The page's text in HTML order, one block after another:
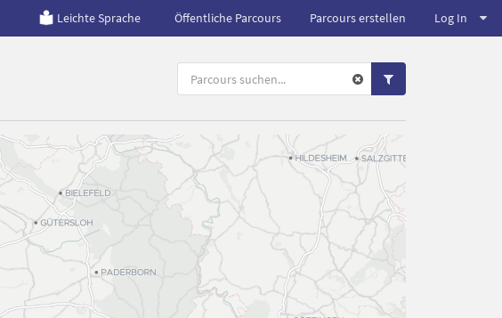
Leichte Sprache Öffentliche Parcours Parcours erstellen Log In